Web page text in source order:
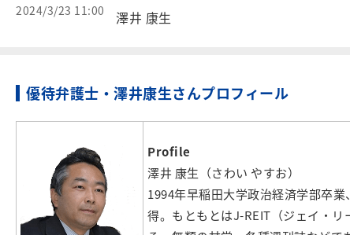
2024/3/23 11:00 澤井 康生
優待弁護士・澤井康生さんプロフィール
Profile
澤井 康生（さわい やすお）
1994年早稲田大学政治経済学部卒
得。もともとはJ-REIT（ジェイ・